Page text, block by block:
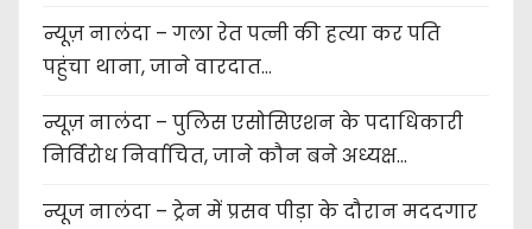
न्यूज़ नालंदा – गला रेत पत्नी की हत्या कर पति
पहुंचा थाना, जाने वारदात…
न्यूज़ नालंदा – पुलिस एसोसिएशन के पदाधिकारी
निर्विरोध निर्वाचित, जाने कौन बने अध्यक्ष…
न्यूज नालंदा – ट्रेन में प्रसव पीड़ा के दौरान मददगार